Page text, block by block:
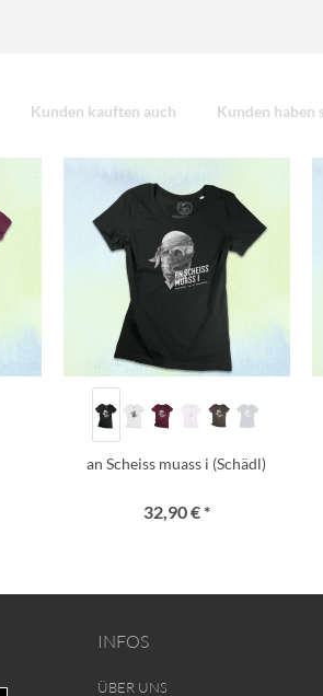
Kunden kauften auch Kunden haben
an Scheiss muass i (Schädl)
32,90 € *
INFOS
ÜBER UNS